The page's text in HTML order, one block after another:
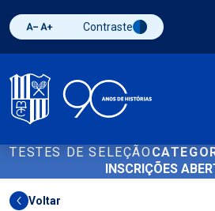
Diminuir fonte
Aumentar fonteAlternar contraste
Contraste
TESTES DE SELEÇÃO
INSCRIÇÕES
Voltar